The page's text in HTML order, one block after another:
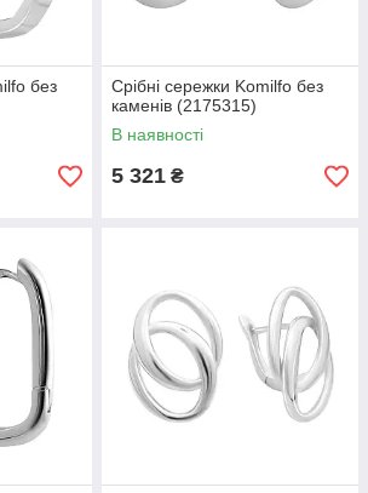
без
Срібні сережки Komilfo без
каменів (2175315)
В наявності
5 321 ₴